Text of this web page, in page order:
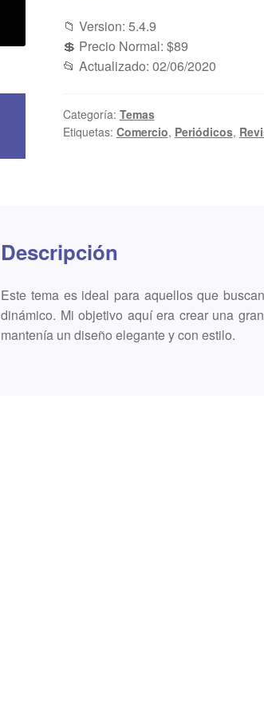
📁 Version: 5.4.9
💲 Precio Normal: $89
📂 Actualizado: 02/06/2020
Categoría: Temas
Etiquetas: Comercio, Periódicos,
Descripción
Este tema es ideal para aquellos que
dinámico. Mi objetivo aquí era crear una
mantenía un diseño elegante y con estilo.